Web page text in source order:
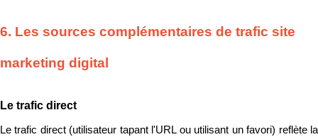
6. Les sources complémentaires de trafic site
marketing digital
Le trafic direct
Le trafic direct (utilisateur tapant l'URL ou utilisant un favori) reflète la